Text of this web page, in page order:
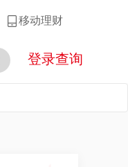
移动理财
登录查询